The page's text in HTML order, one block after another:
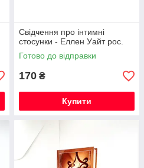
Свідчення про інтимні
стосунки - Еллен Уайт рос.
Готово до відправки
170 ₴
Купити